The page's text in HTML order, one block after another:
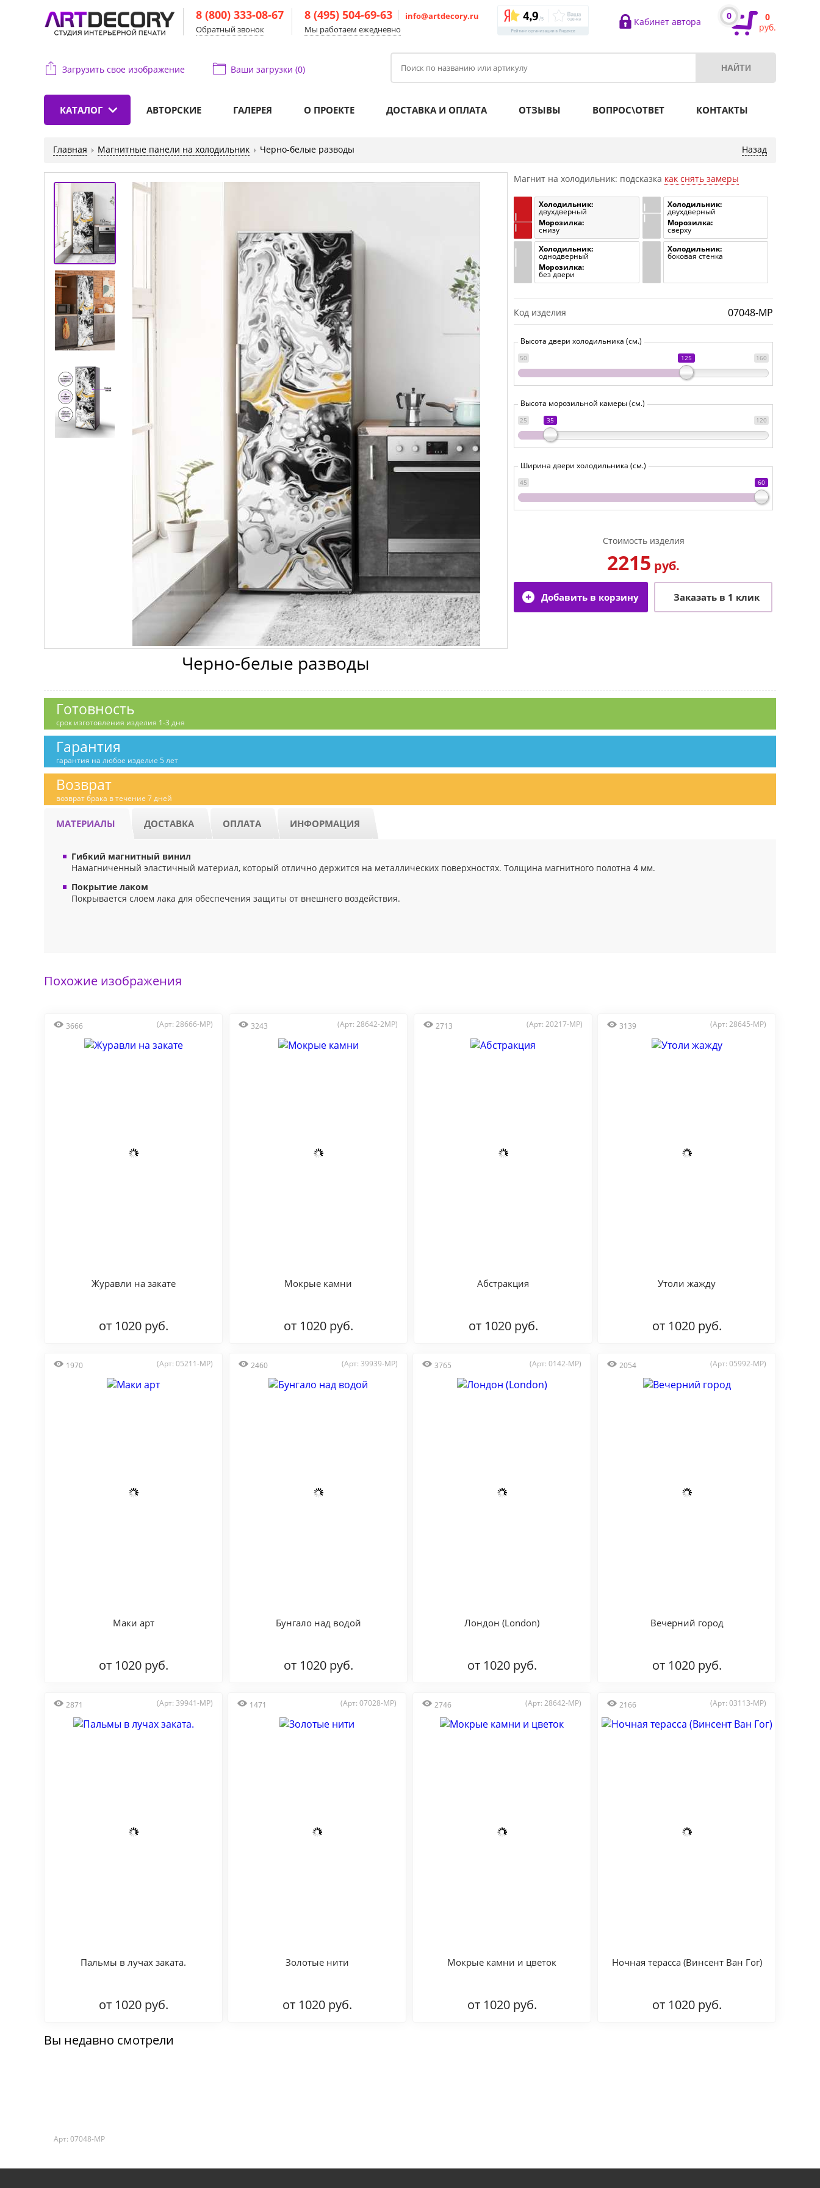
8 (800) 333-08-67
Обратный звонок
8 (495) 504-69-63
info@artdecory.ru
Мы работаем ежедневно
Кабинет автора
0
0
руб.
Загрузить свое изображение Ваши загрузки (0)
КАТАЛОГ АВТОРСКИЕ ГАЛЕРЕЯ О ПРОЕКТЕ ДОСТАВКА И ОПЛАТА ОТЗЫВЫ ВОПРОС\ОТВЕТ КОНТАКТЫ
Главная Магнитные панели на холодильник Черно-белые разводы
Черно-белые разводы
Магнит на холодильник: подсказка как снять замеры
Холодильник:
двухдверный
Морозилка:
снизу
Холодильник:
двухдверный
Морозилка:
сверху
Холодильник:
однодверный
Морозилка:
без двери
Холодильник:
боковая стенка
Код изделия 07048-MP
Высота двери холодильника (см.)
50 160
125
Высота морозильной камеры (см.)
25 120
35
Ширина двери холодильника (см.)
45 60
Стоимость изделия
2215 руб.
Готовность
срок изготовления изделия 1-3 дня
Гарантия
гарантия на любое изделие 5 лет
Возврат
возврат брака в течение 7 дней
МАТЕРИАЛЫ ДОСТАВКА ОПЛАТА ИНФОРМАЦИЯ
Гибкий магнитный винил
Намагниченный эластичный материал, который отлично держится на металлических поверхностях. Толщина магнитного полотна 4 мм.
Покрытие лаком
Покрывается слоем лака для обеспечения защиты от внешнего воздействия.
Похожие изображения
3666 (Арт: 28666-MP)
Журавли на закате
от 1020 руб.
3243 (Арт: 28642-2MP)
Мокрые камни
от 1020 руб.
2713 (Арт: 20217-MP)
Абстракция
от 1020 руб.
3139 (Арт: 28645-MP)
Утоли жажду
от 1020 руб.
1970 (Арт: 05211-MP)
Маки арт
от 1020 руб.
2460 (Арт: 39939-MP)
Бунгало над водой
от 1020 руб.
3765 (Арт: 0142-MP)
Лондон (London)
от 1020 руб.
2054 (Арт: 05992-MP)
Вечерний город
от 1020 руб.
2871 (Арт: 39941-MP)
Пальмы в лучах заката.
от 1020 руб.
1471 (Арт: 07028-MP)
Золотые нити
от 1020 руб.
2746 (Арт: 28642-MP)
Мокрые камни и цветок
от 1020 руб.
2166 (Арт: 03113-MP)
Ночная терасса (Винсент Ван Гог)
от 1020 руб.
Вы недавно смотрели
Арт: 07048-MP